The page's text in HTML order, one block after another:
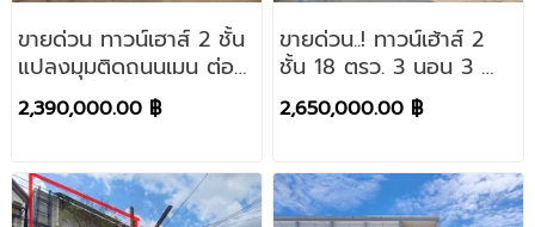
ขายด่วน ทาวน์เฮาส์ 2 ชั้น
แปลงมุมติดถนนเมน ต่อ
เติมเต็มพื้นที่ โครงการสุภา
วัลย์ รังสิต - คลอง 3
2,390,000.00 ฿
ขายด่วน..! ทาวน์เฮ้าส์ 2
ชั้น 18 ตรว. 3 นอน 3 น้ำ
โครงการหมู่บ้าน พาทาโก
เนีย รามอินทรา-นิมิตรใหม่
2,650,000.00 ฿